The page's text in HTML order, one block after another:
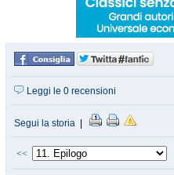
Leggi le 0 recensioni
Segui la storia
<<